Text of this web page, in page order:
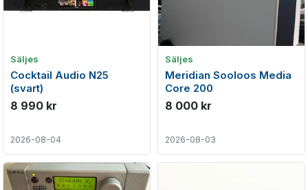
Säljes
Cocktail Audio N25
(svart)
8 990 kr
2026-08-04
Säljes
Meridian Sooloos Media
Core 200
8 000 kr
2026-08-03